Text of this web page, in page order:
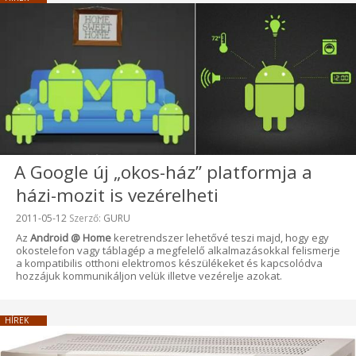
A Google új „okos-ház” platformja a
házi-mozit is vezérelheti
Beküldve:
2011-05-12 Szerző: GURU
Az Android @ Home keretrendszer lehetővé teszi majd, hogy egy
okostelefon vagy táblagép a megfelelő alkalmazásokkal felismerje
a kompatibilis otthoni elektromos készülékeket és kapcsolódva
hozzájuk kommunikáljon velük illetve vezérelje azokat.
HÍREK